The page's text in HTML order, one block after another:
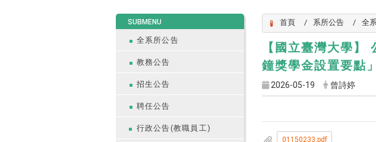
SUBMENU
全系所公告
教務公告
招生公告
聘任公告
行政公告(教職員工)
首頁 系所公告 全
【國立臺灣大學
鐘獎學金設置要點」
2026-05-19 曾詩婷
01150233.pdf